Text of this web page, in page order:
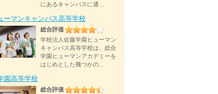
にあるキャンパスに通…
ーマンキャンパス高等学校
総合評価
学校法人佐藤学園ヒューマン
キャンパス高等学校は、総合
学園ヒューマンアカデミーを
はじめとした幾つかの…
園高等学校
総合評価